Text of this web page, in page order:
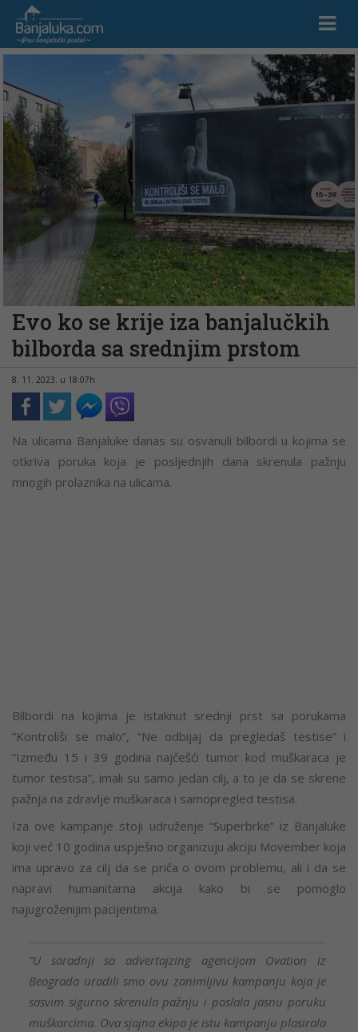
Evo ko se krije iza banjalučkih
bilborda sa srednjim prstom
8. 11. 2023. u 18:07h
Na ulicama Banjaluke danas su osvanuli bilbordi u kojima se
otkriva poruka koja je posljednjih dana skrenula pažnju
mnogih prolaznika na ulicama.
Bilbordi na kojima je istaknut srednji prst sa porukama
“Kontroliši se malo”, “Ne odbijaj da pregledaš testise” i
“Između 15 i 39 godina najčešći tumor kod muškaraca je
tumor testisa”, imali su samo jedan cilj, a to je da se skrene
pažnja na zdravlje muškaraca i samopregled testisa.
Iza ove kampanje stoji udruženje “Superbrke” iz Banjaluke
koji već 10 godina uspješno organizuju akciju Movember koja
ima upravo za cilj da se priča o ovom problemu, ali i da se
napravi humanitarna akcija kako bi se pomoglo
najugroženijim pacijentima.
“U saradnji sa advertajzing agencijom Ovation iz
Beograda uradili smo ovu zanimljivu kampanju koja je
sasvim sigurno skrenula pažnju i poslala jasnu poruku
muškarcima. Ova sjajna ekipa je istu kampanju plasirala